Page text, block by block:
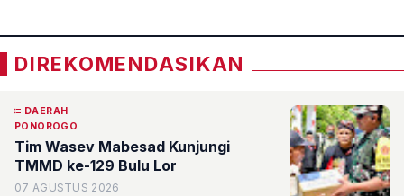
DIREKOMENDASIKAN
DAERAH
PONOROGO
Tim Wasev Mabesad Kunjungi
TMMD ke-129 Bulu Lor
07 AGUSTUS 2026